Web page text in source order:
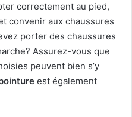
correctement au pied,
convenir aux chaussures
porter des chaussures
Assurez-vous que
peuvent bien s’y
est également